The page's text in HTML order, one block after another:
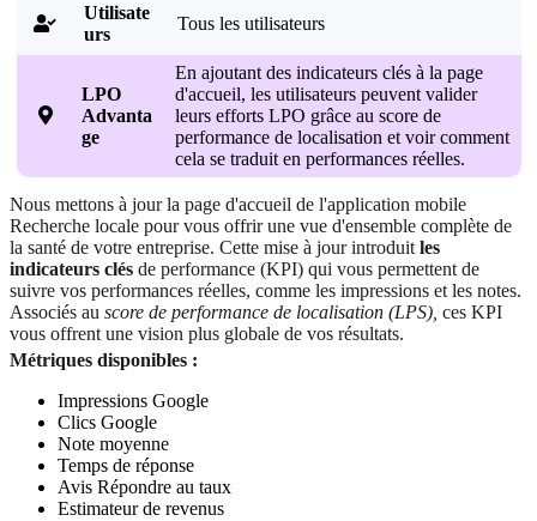

Utilisate
urs
Tous les utilisateurs

LPO
Advanta
ge
En ajoutant des indicateurs clés à la page
d'accueil, les utilisateurs peuvent valider
leurs efforts LPO grâce au score de
performance de localisation et voir comment
cela se traduit en performances réelles.
Nous mettons à jour la page d'accueil de l'application mobile
Recherche locale pour vous offrir une vue d'ensemble complète de
la santé de votre entreprise. Cette mise à jour introduit les
indicateurs clés de performance (KPI) qui vous permettent de
suivre vos performances réelles, comme les impressions et les notes.
Associés au score de performance de localisation (LPS), ces KPI
vous offrent une vision plus globale de vos résultats.
Métriques disponibles :
Impressions Google
Clics Google
Note moyenne
Temps de réponse
Avis Répondre au taux
Estimateur de revenus